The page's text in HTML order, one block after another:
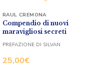
Compendio di nuovi
maravigliosi secreti
25,00€
RAUL CREMONA
PREFAZIONE DI SILVAN